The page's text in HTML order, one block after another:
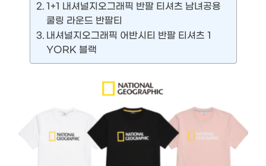
1+1 내셔널지오그래픽 반팔 티셔츠 남녀공용
쿨링 라운드 반팔티
내셔널지오그래픽 어반시티 반팔 티셔츠 1
YORK 블랙